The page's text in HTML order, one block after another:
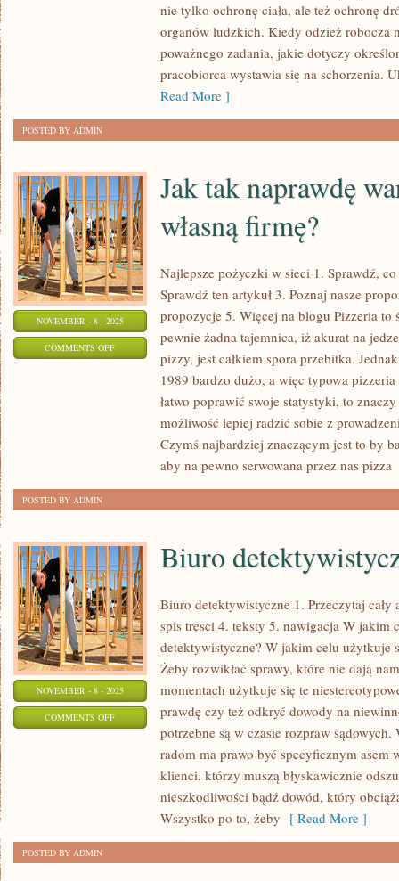
nie tylko ochronę ciała, ale też ochronę
organów ludzkich. Kiedy odzież robocza
poważnego zadania, jakie dotyczy
pracobiorca wystawia się na schorzenia.
Read More ]
POSTED BY ADMIN
NOVEMBER - 8 - 2025
COMMENTS OFFON
Jak tak naprawdę
własną firmę?
Najlepsze pożyczki w sieci 1. Sprawdź,
Sprawdź ten artykuł 3. Poznaj nasze
propozycje 5. Więcej na blogu Pizzeria
pewnie żadna tajemnica, iż akurat na
pizzy, jest całkiem spora przebitka.
1989 bardzo dużo, a więc typowa
łatwo poprawić swoje statystyki, to
możliwość lepiej radzić sobie z
Czymś najbardziej znaczącym jest to by
aby na pewno serwowana przez nas pizza
POSTED BY ADMIN
NOVEMBER - 8 - 2025
COMMENTS OFFON
DETEKTYWISTYCZNE
WARSZAWA
Biuro
Biuro detektywistyczne 1. Przeczytaj cały
spis tresci 4. teksty 5. nawigacja W jakim
detektywistyczne? W jakim celu użytkuje
Żeby rozwikłać sprawy, które nie dają
momentach użytkuje się te
prawdę czy też odkryć dowody na
potrzebne są w czasie rozpraw
radom ma prawo być specyficznym asem
klienci, którzy muszą błyskawicznie
nieszkodliwości bądź dowód, który
Wszystko po to, żeby [ Read More ]
POSTED BY ADMIN